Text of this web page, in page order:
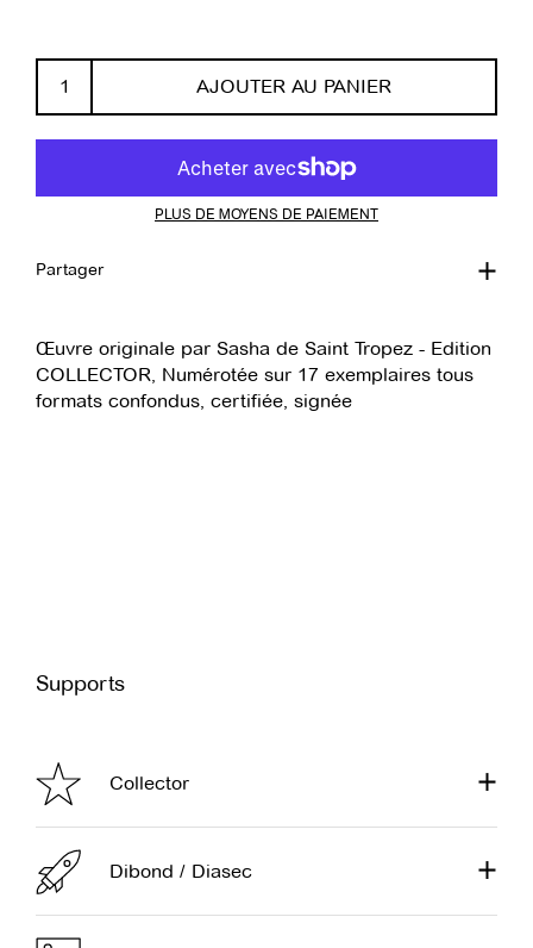
AJOUTER AU PANIER
PLUS DE MOYENS DE PAIEMENT
Partager
Œuvre originale par Sasha de Saint Tropez - Edition
COLLECTOR, Numérotée sur 17 exemplaires tous
formats confondus, certifiée, signée
Supports
Collector
Dibond / Diasec